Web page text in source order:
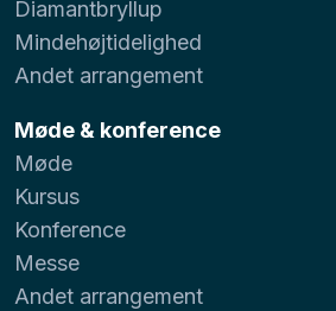
Diamantbryllup
Mindehøjtidelighed
Andet arrangement
Møde & konference
Møde
Kursus
Konference
Messe
Andet arrangement